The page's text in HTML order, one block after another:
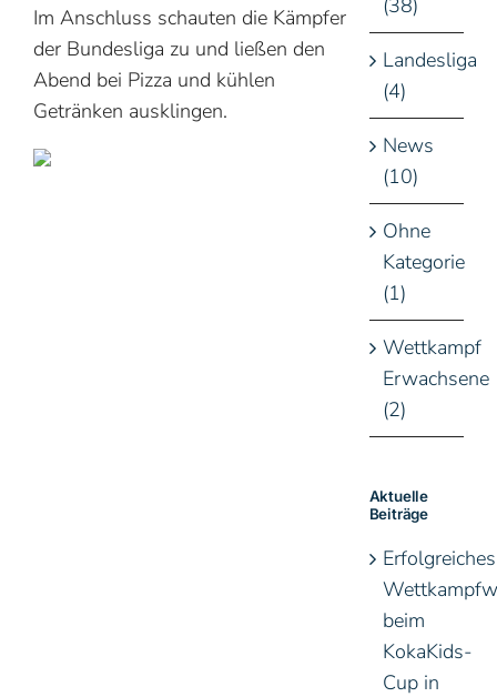
Im Anschluss schauten die Kämpfer
der Bundesliga zu und ließen den
Abend bei Pizza und kühlen
Getränken ausklingen.
(38)
Landesliga
(4)
News
(10)
Ohne
Kategorie
(1)
Wettkampf
Erwachsene
(2)
Aktuelle
Beiträge
Erfolgreiches
beim
KokaKids-
Cup in